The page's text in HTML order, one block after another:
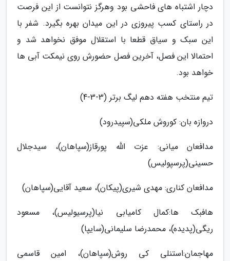
دچار اشتباه های فاحشی بود وهرگز نتوانست از این فرصت
در راستای کسب پیروزی در این میدان بهره بگیرد. شفر با
این سبک و سیاق قطعا با استقلال موفق نخواهد شد و
احتمالا این فصل، آخرین فصل حضورش روی نیمکت آبی ها
خواهد بود.
تیم منتخب هفته دهم لیگ برتر (3-3-4)
دروازه بان: کوروش ملکی(سپیدرود)
مدافعان میانی: عزت الله پورقاز(سپاهان)، سیدجلال
حسینی(پرسپولیس)
مدافعان کناری: مهدی شیری(پیکان)، سعید آقایی(سپاهان)
هافبک ها:کمال کامیابی نیا(پرسیولیس)، مسعود
ریگی(پدیده)، محمدرضا سلیمانی(سایپا)
مهاجمان:استنلی کی روش(سپاهان)، امین قاسمی